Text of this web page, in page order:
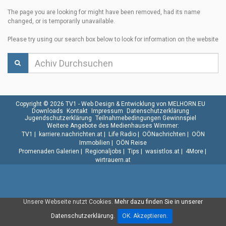
The page you are looking for might have been removed, had its name
changed, or is temporarily unavailable.
Please try using our search box below to look for information on the website
Unsere Webseite nutzt Cookies. Mehr dazu finden Sie in unserer
Datenschutzerklärung.
OK. Akzeptieren.
Copyright © 2026 TV1 - Web Design & Entwicklung von MELHORN.EU
Downloads
Kontakt Impressum
Datenschutzerklärung
Jugendschutzerklärung Teilnahmebedingungen Gewinnspiel
Weitere Angebote des Medienhauses Wimmer:
TV1
karriere.nachrichten.at| Life Radio| OÖNachrichten
OÖN
Immobilien
OÖN Reise
Promenaden Galerien
Regionaljobs Tips wasistlos.at| 4More|
wirtrauern.at